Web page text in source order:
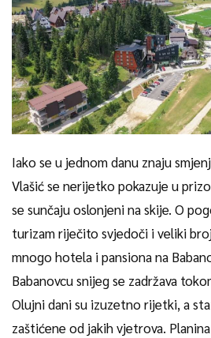
Iako se u jednom danu znaju
Vlašić se nerijetko pokazuje u
se sunčaju oslonjeni na skije. O
turizam riječito svjedoči i veliki
mnogo hotela i pansiona na
Babanovcu snijeg se zadržava
Olujni dani su izuzetno rijetki, a
zaštićene od jakih vjetrova.